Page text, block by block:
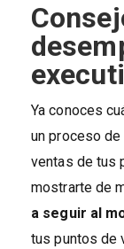
Ya conoces
un proceso
ventas de tus
mostrarte de
a seguir al
tus puntos de